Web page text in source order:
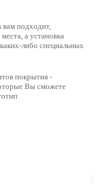
вам подходит,
, а установка
либо специальных
покрытия -
Вы сможете